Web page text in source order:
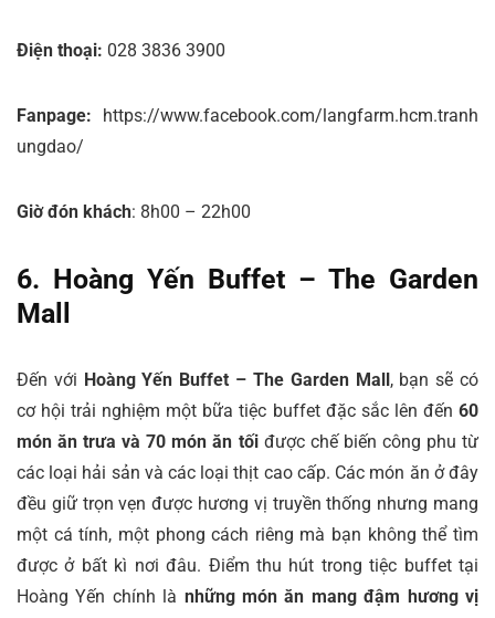
Điện thoại: 028 3836 3900
Fanpage: https://www.facebook.com/langfarm.hcm.tranh
ungdao/
Giờ đón khách: 8h00 – 22h00
6. Hoàng Yến Buffet – The Garden
Mall
Đến với Hoàng Yến Buffet – The Garden Mall, bạn sẽ có
cơ hội trải nghiệm một bữa tiệc buffet đặc sắc lên đến 60
món ăn trưa và 70 món ăn tối được chế biến công phu từ
các loại hải sản và các loại thịt cao cấp. Các món ăn ở đây
đều giữ trọn vẹn được hương vị truyền thống nhưng mang
một cá tính, một phong cách riêng mà bạn không thể tìm
được ở bất kì nơi đâu. Điểm thu hút trong tiệc buffet tại
Hoàng Yến chính là những món ăn mang đậm hương vị